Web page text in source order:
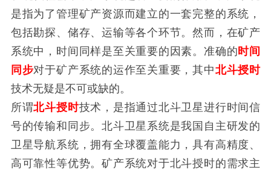
是指为了管理矿产资源而建立的一套完整的系统，
包括勘探、储存、运输等各个环节。然而，在矿产
系统中，时间同样是至关重要的因素。准确的 时间
同步对于矿产系统的运作至关重要，其中北斗授时
技术无疑是不可或缺的。
所谓北斗授时技术，是指通过北斗卫星进行时间信
号的传输和同步。北斗卫星系统是我国自主研发的
卫星导航系统，拥有全球覆盖能力，具有高精度、
高可靠性等优势。矿产系统对于北斗授时的需求主